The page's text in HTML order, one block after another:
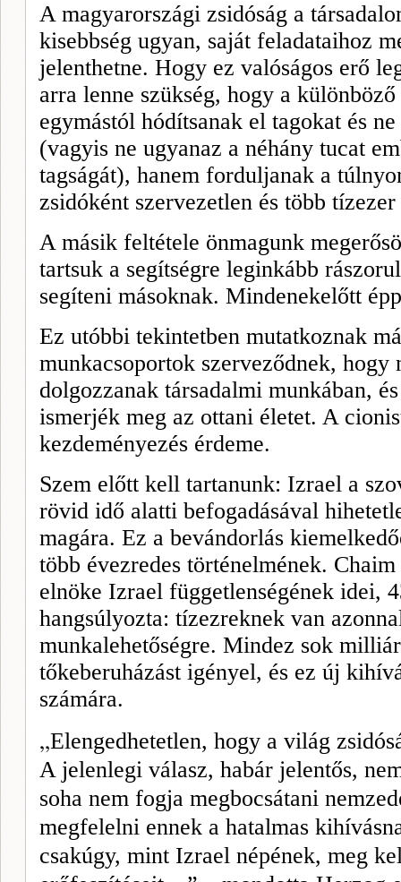
A magyarországi zsidóság a
kisebbség ugyan, saját feladataihoz
jelenthetne. Hogy ez valóságos erő
arra lenne szükség, hogy a
egymástól hódítsanak el tagokat és
(vagyis ne ugyanaz a néhány tucat
tagságát), hanem forduljanak a
zsidóként szervezetlen és több
A másik feltétele önmagunk
tartsuk a segítségre leginkább
segíteni másoknak. Mindenekelőtt
Ez utóbbi tekintetben mutatkoznak
munkacsoportok szerveződnek, hogy
dolgozzanak társadalmi munkában,
ismerjék meg az ottani életet. A
kezdeményezés érdeme.
Szem előtt kell tartanunk: Izrael a
rövid idő alatti befogadásával
magára. Ez a bevándorlás
több évezredes történelmének.
elnöke Izrael függetlenségének idei,
hangsúlyozta: tízezreknek van
munkalehetőségre. Mindez sok
tőkeberuházást igényel, és ez új
számára.
„Elengedhetetlen, hogy a világ
A jelenlegi válasz, habár jelentős,
soha nem fogja megbocsátani
megfelelni ennek a hatalmas
csakúgy, mint Izrael népének, meg